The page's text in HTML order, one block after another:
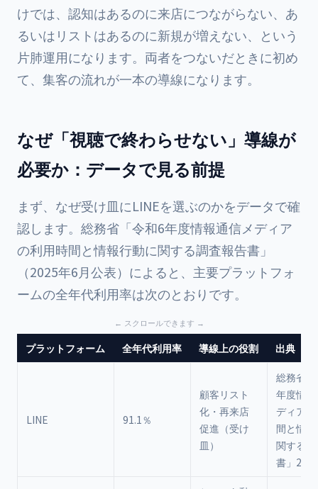
けでは、認知はあるのに来店につながらない、あ
るいはリストはあるのに新規が増えない、という
片肺運用になります。両者をつないだときに初め
て、集客の流れが一本の導線になります。
なぜ「視聴で終わらせない」導線が
必要か：データで見る前提
まず、なぜ受け皿にLINEを選ぶのかをデータで確
認します。総務省「令和6年度情報通信メディア
の利用時間と情報行動に関する調査報告書」
（2025年6月公表）によると、主要プラットフォ
ームの全年代利用率は次のとおりです。
プラットフォーム 全年代利用率 導線上の役割 出典
LINE 91.1％
顧客リスト
化・再来店
促進（受け
皿）
総務省
年度情
ディア
間と情
関する
書」